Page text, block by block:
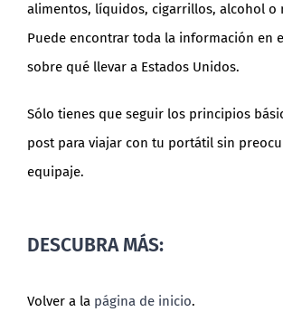
alimentos, líquidos, cigarrillos, alcohol o
Puede encontrar toda la información en
sobre qué llevar a Estados Unidos.
Sólo tienes que seguir los principios
post para viajar con tu portátil sin
equipaje.
DESCUBRA MÁS:
Volver a la página de inicio.